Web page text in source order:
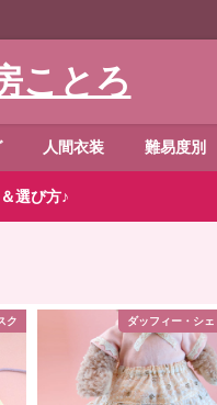
ことろ
人間衣装 難易度別
選び方♪
ク ダッフィー・シ